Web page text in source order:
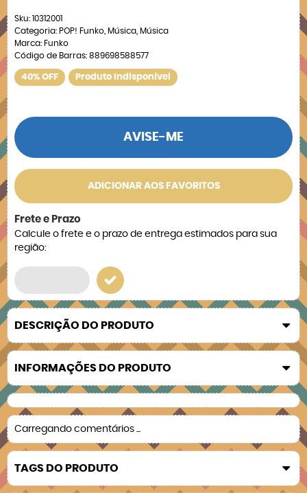
Sku: 10312001
Categoria: POP! Funko Música Música
Marca: Funko
Código de Barras: 889698588577
40% OFF Produto Indisponível
AVISE-ME
ADICIONAR AOS FAVORITOS
Frete e Prazo
Calcule o frete e o prazo de entrega estimados para sua
região:
DESCRIÇÃO DO PRODUTO
INFORMAÇÕES DO PRODUTO
Carregando comentários ...
TAGS DO PRODUTO